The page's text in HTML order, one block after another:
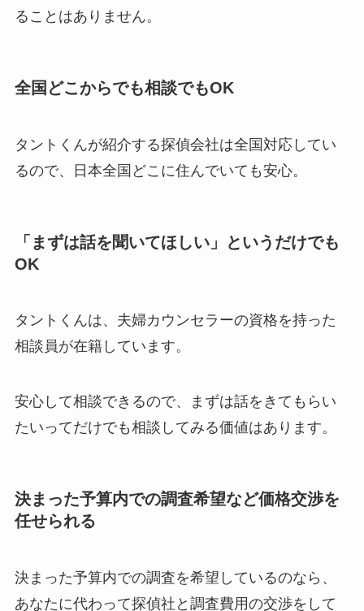
ることはありません。
全国どこからでも相談でもOK
タントくんが紹介する探偵会社は全国対応してい
るので、日本全国どこに住んでいても安心。
「まずは話を聞いてほしい」というだけでも
OK
タントくんは、夫婦カウンセラーの資格を持った
相談員が在籍しています。
安心して相談できるので、まずは話をきてもらい
たいってだけでも相談してみる価値はあります。
決まった予算内での調査希望など価格交渉を
任せられる
決まった予算内での調査を希望しているのなら、
あなたに代わって探偵社と調査費用の交渉をして